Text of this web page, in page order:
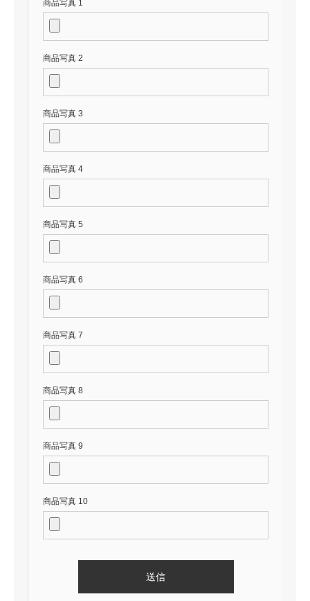
商品写真 1
商品写真 2
商品写真 3
商品写真 4
商品写真 5
商品写真 6
商品写真 7
商品写真 8
商品写真 9
商品写真 10